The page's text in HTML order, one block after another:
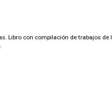
Libro con compilación de trabajos de